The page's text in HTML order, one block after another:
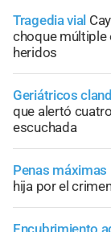
Tragedia vial
choque múltiple
heridos
Geriátricos
que alertó
escuchada
Penas máximas
hija por el